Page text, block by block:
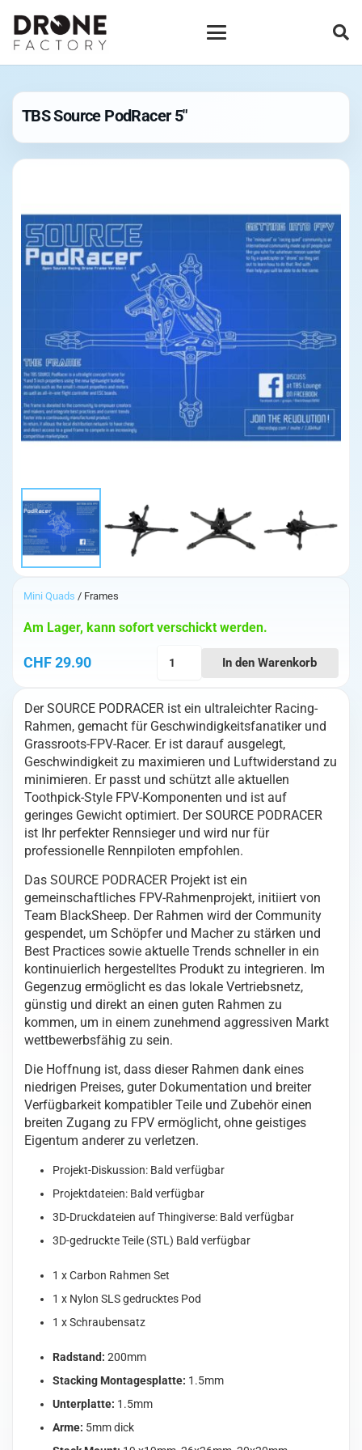
TBS Source PodRacer 5″
Mini Quads / Frames
CHF29.90
Am Lager, kann sofort verschickt werden.
5"
Menge
In den Warenkorb
Der SOURCE PODRACER ist ein ultraleichter Racing-
Rahmen, gemacht für Geschwindigkeitsfanatiker und
Grassroots-FPV-Racer. Er ist darauf ausgelegt,
Geschwindigkeit zu maximieren und Luftwiderstand zu
minimieren. Er passt und schützt alle aktuellen
Toothpick-Style FPV-Komponenten und ist auf
geringes Gewicht optimiert. Der SOURCE PODRACER
ist Ihr perfekter Rennsieger und wird nur für
professionelle Rennpiloten empfohlen.
Das SOURCE PODRACER Projekt ist ein
gemeinschaftliches FPV-Rahmenprojekt, initiiert von
Team BlackSheep. Der Rahmen wird der Community
gespendet, um Schöpfer und Macher zu stärken und
Best Practices sowie aktuelle Trends schneller in ein
kontinuierlich hergestelltes Produkt zu integrieren. Im
Gegenzug ermöglicht es das lokale Vertriebsnetz,
günstig und direkt an einen guten Rahmen zu
kommen, um in einem zunehmend aggressiven Markt
wettbewerbsfähig zu sein.
Die Hoffnung ist, dass dieser Rahmen dank eines
niedrigen Preises, guter Dokumentation und breiter
Verfügbarkeit kompatibler Teile und Zubehör einen
breiten Zugang zu FPV ermöglicht, ohne geistiges
Eigentum anderer zu verletzen.
Projekt-Diskussion: Bald verfügbar
Projektdateien: Bald verfügbar
3D-Druckdateien auf Thingiverse: Bald verfügbar
3D-gedruckte Teile (STL) Bald verfügbar
1 x Carbon Rahmen Set
1 x Nylon SLS gedrucktes Pod
1 x Schraubensatz
Radstand: 200mm
Stacking Montagesplatte: 1.5mm
Unterplatte: 1.5mm
Arme: 5mm dick